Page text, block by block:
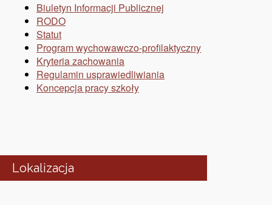
Biuletyn Informacji Publicznej
RODO
Statut
Program wychowawczo-profilaktyczny
Kryteria zachowania
Regulamin usprawiedliwiania
Koncepcja pracy szkoły
Lokalizacja